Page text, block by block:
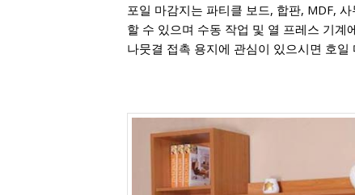
포일 마감지는 파티클 보드, 합판, MDF,
할 수 있으며 수동 작업 및 열 프레스 기계
나뭇결 접촉 용지에 관심이 있으시면 호